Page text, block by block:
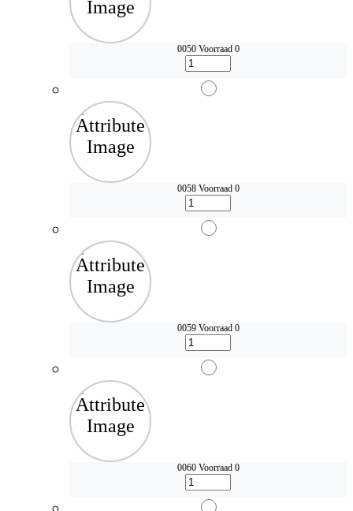
0050 Voorraad 0
0058 Voorraad 0
0059 Voorraad 0
0060 Voorraad 0